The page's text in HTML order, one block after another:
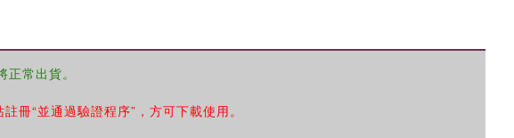
常出貨。
“並通過驗證程序”，方可下載使用。